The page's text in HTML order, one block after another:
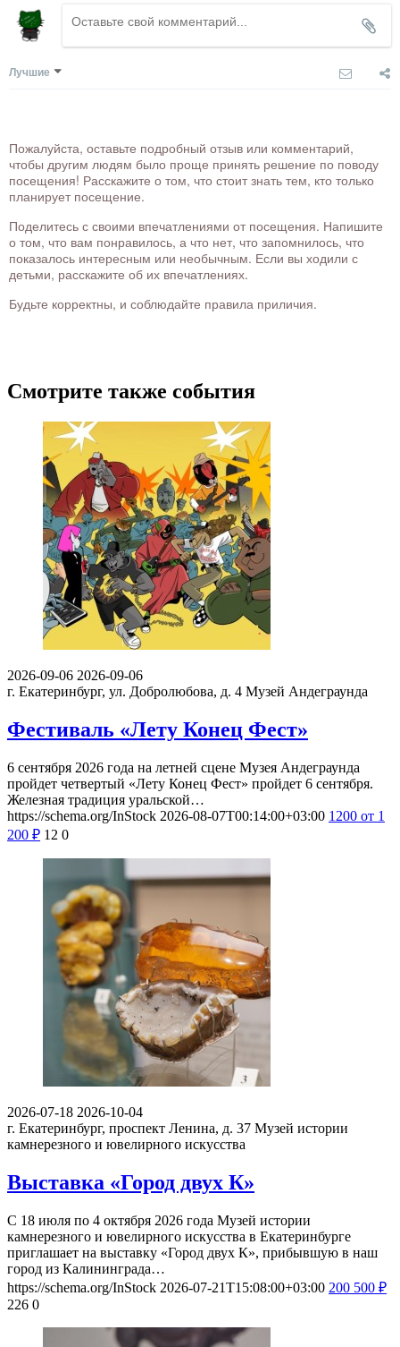
Лучшие
Пожалуйста, оставьте подробный отзыв или комментарий,
чтобы другим людям было проще принять решение по поводу
посещения! Расскажите о том, что стоит знать тем, кто только
планирует посещение.
Поделитесь с своими впечатлениями от посещения. Напишите
о том, что вам понравилось, а что нет, что запомнилось, что
показалось интересным или необычным. Если вы ходили с
детьми, расскажите об их впечатлениях.
Будьте корректны, и соблюдайте правила приличия.
Смотрите также события
2026-09-06 2026-09-06
г. Екатеринбург, ул. Добролюбова, д. 4 Музей Андеграунда
Фестиваль «Лету Конец Фест»
6 сентября 2026 года на летней сцене Музея Андеграунда
пройдет четвертый «Лету Конец Фест» пройдет 6 сентября.
Железная традиция уральской…
https://schema.org/InStock 2026-08-07T00:14:00+03:00 1200 от 1
200 ₽ 12 0
2026-07-18 2026-10-04
г. Екатеринбург, проспект Ленина, д. 37 Музей истории
камнерезного и ювелирного искусства
Выставка «Город двух К»
С 18 июля по 4 октября 2026 года Музей истории
камнерезного и ювелирного искусства в Екатеринбурге
приглашает на выставку «Город двух К», прибывшую в наш
город из Калининграда…
https://schema.org/InStock 2026-07-21T15:08:00+03:00 200 500 ₽
226 0